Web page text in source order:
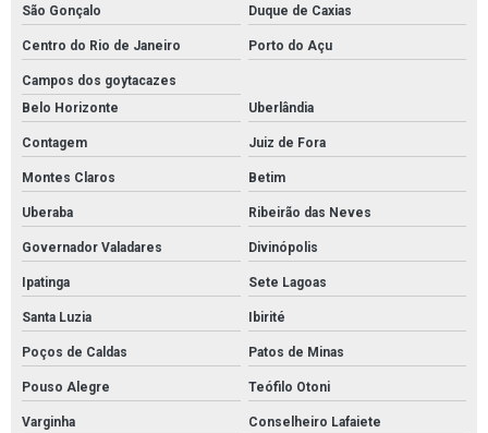
Fornecedores de conexões em aço carbono
Fornecedores de conexões em aço inox
Fornecedores de conexões galvanizadas
Fornecedores de conexões pneumáticas
Fornecedores de materiais elétricos atacado
Fornecedores de materiais elétricos para revenda
Furadeira de impacto profissional martelete
Furadeira de impacto reversível
Lâmpada led iluminação residencial
Material elétricos para automação industrial
Preços de materiais elétricos
São Gonçalo Duque de Caxias
Centro do Rio de Janeiro Porto do Açu
Campos dos goytacazes
Belo Horizonte
Uberlândia
Contagem Juiz de Fora
Montes Claros Betim
Uberaba Ribeirão das Neves
Governador Valadares Divinópolis
Ipatinga Sete Lagoas
Santa Luzia Ibirité
Poços de Caldas Patos de Minas
Pouso Alegre Teófilo Otoni
Varginha Conselheiro Lafaiete